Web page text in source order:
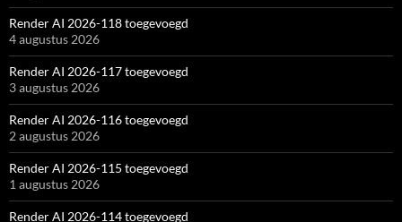
Render AI 2026-118 toegevoegd
4 augustus 2026
Render AI 2026-117 toegevoegd
3 augustus 2026
Render AI 2026-116 toegevoegd
2 augustus 2026
Render AI 2026-115 toegevoegd
1 augustus 2026
Render AI 2026-114 toegevoegd